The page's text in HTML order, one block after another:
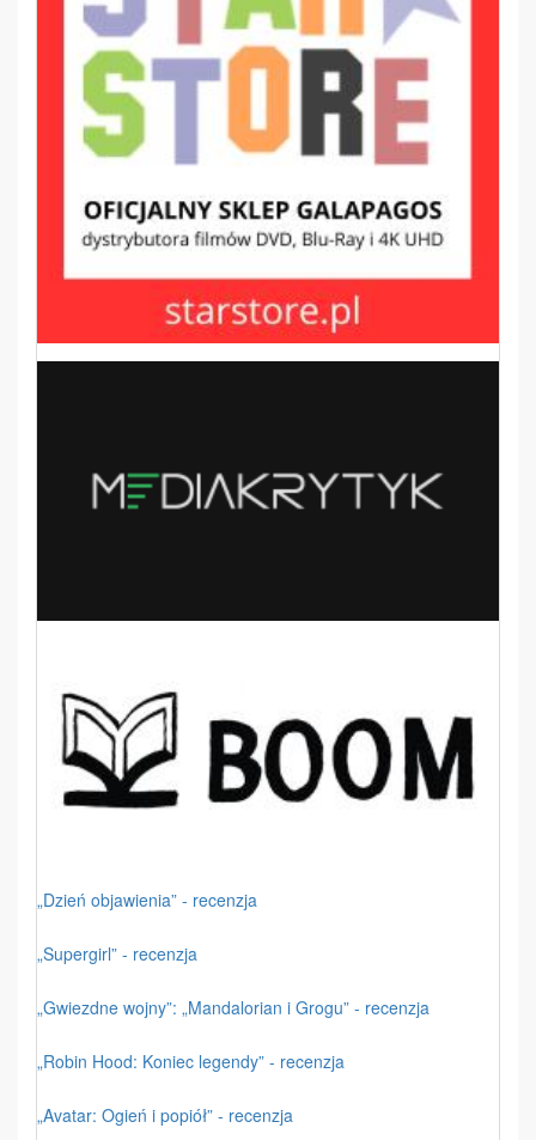
„Dzień objawienia” - recenzja
„Supergirl” - recenzja
„Gwiezdne wojny”: „Mandalorian i Grogu” - recenzja
„Robin Hood: Koniec legendy” - recenzja
„Avatar: Ogień i popiół” - recenzja